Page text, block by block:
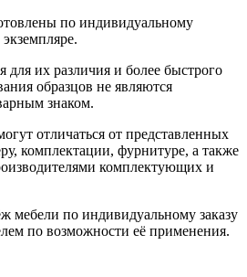
по индивидуальному
их различия и более быстрого
образцов не являются
знаком.
отличаться от представленных
комплектации, фурнитуре, а также
комплектующих и
мебели по индивидуальному заказу
по возможности её применения.